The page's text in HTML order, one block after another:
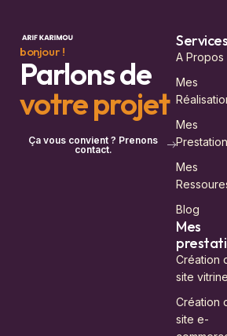
bonjour !
Parlons de
votre projet
Ça vous convient ? Prenons
contact.
Services
A Propos
Mes
Mes
Mes
Blog
Mes
Création
site vitrine
Création
site e-